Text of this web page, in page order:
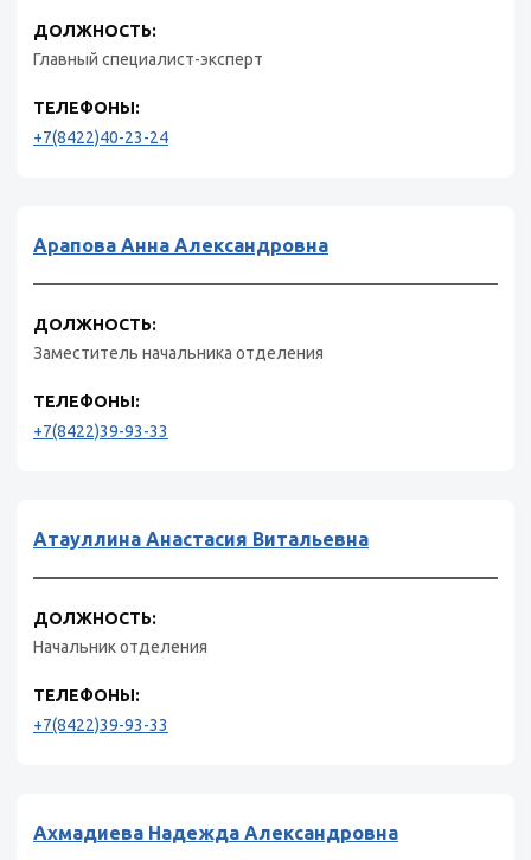
ДОЛЖНОСТЬ:
Главный специалист-эксперт
ТЕЛЕФОНЫ:
+7(8422)40-23-24
Арапова Анна Александровна
ДОЛЖНОСТЬ:
Заместитель начальника отделения
ТЕЛЕФОНЫ:
+7(8422)39-93-33
Атауллина Анастасия Витальевна
ДОЛЖНОСТЬ:
Начальник отделения
ТЕЛЕФОНЫ:
+7(8422)39-93-33
Ахмадиева Надежда Александровна